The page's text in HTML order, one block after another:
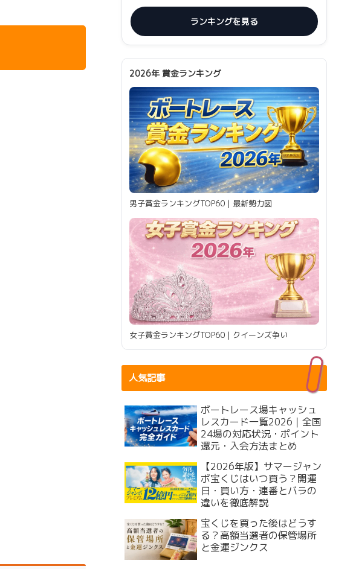
ランキングを見る
2026年 賞金ランキング
男子賞金ランキングTOP60｜最新勢力図
女子賞金ランキングTOP60｜クイーンズ争い
人気記事
ボートレース場キャッシュ
レスカード一覧2026｜全国
24場の対応状況・ポイント
還元・入会方法まとめ
【2026年版】サマージャン
ボ宝くじはいつ買う？開運
日・買い方・連番とバラの
違いを徹底解説
宝くじを買った後はどうす
る？高額当選者の保管場所
と金運ジンクス